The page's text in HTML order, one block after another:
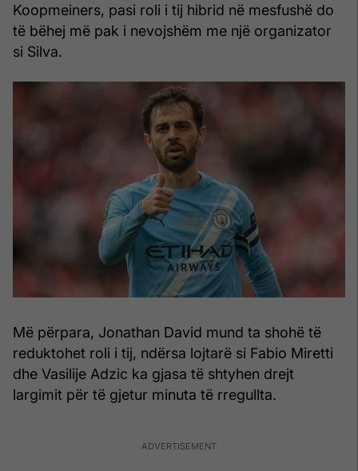
Koopmeiners, pasi roli i tij hibrid në mesfushë do
të bëhej më pak i nevojshëm me një organizator
si Silva.
Më përpara, Jonathan David mund ta shohë të
reduktohet roli i tij, ndërsa lojtarë si Fabio Miretti
dhe Vasilije Adzic ka gjasa të shtyhen drejt
largimit për të gjetur minuta të rregullta.